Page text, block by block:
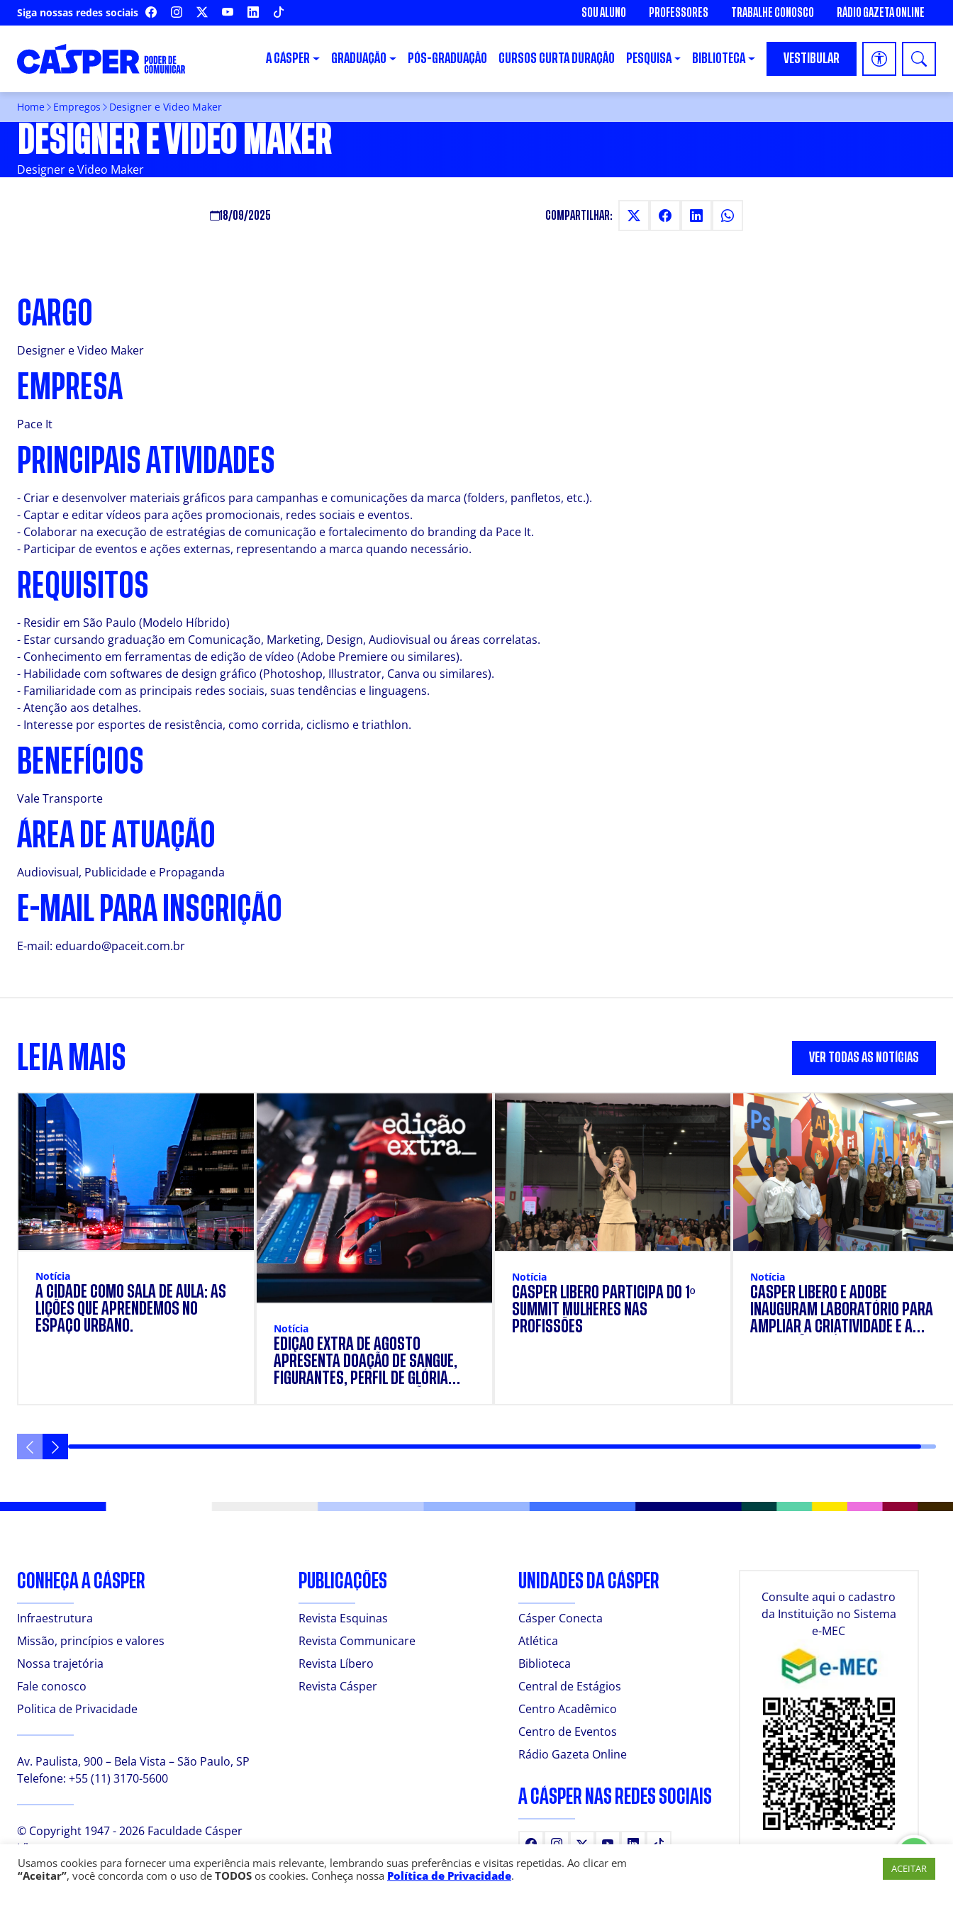
Siga nossas redes sociais FACEBOOKINSTAGRAM YOUTUBELINKEDIN SOU ALUNO PROFESSORES TRABALHE CONOSCO RÁDIO GAZETA ONLINE
A CÁSPER GRADUAÇÃO PÓS-GRADUAÇÃO CURSOS CURTA DURAÇÃO PESQUISA BIBLIOTECA VESTIBULAR
Home Empregos Designer e Video Maker
DESIGNER E VIDEO MAKER
Designer e Video Maker
18/09/2025 COMPARTILHAR:
CARGO
Designer e Video Maker
EMPRESA
Pace It
PRINCIPAIS ATIVIDADES
- Criar e desenvolver materiais gráficos para campanhas e comunicações da marca (folders, panfletos, etc.).
- Captar e editar vídeos para ações promocionais, redes sociais e eventos.
- Colaborar na execução de estratégias de comunicação e fortalecimento do branding da Pace It.
- Participar de eventos e ações externas, representando a marca quando necessário.
REQUISITOS
- Residir em São Paulo (Modelo Híbrido)
- Estar cursando graduação em Comunicação, Marketing, Design, Audiovisual ou áreas correlatas.
- Conhecimento em ferramentas de edição de vídeo (Adobe Premiere ou similares).
- Habilidade com softwares de design gráfico (Photoshop, Illustrator, Canva ou similares).
- Familiaridade com as principais redes sociais, suas tendências e linguagens.
- Atenção aos detalhes.
- Interesse por esportes de resistência, como corrida, ciclismo e triathlon.
BENEFÍCIOS
Vale Transporte
ÁREA DE ATUAÇÃO
Audiovisual, Publicidade e Propaganda
E-MAIL PARA INSCRIÇÃO
E-mail: eduardo@paceit.com.br
LEIA MAIS VER TODAS AS NOTÍCIAS
Notícia
A CIDADE COMO SALA DE AULA: AS
LIÇÕES QUE APRENDEMOS NO
ESPAÇO URBANO.
Notícia
EDIÇÃO EXTRA DE AGOSTO
APRESENTA DOAÇÃO DE SANGUE,
FIGURANTES, PERFIL DE GLÓRIA
Notícia
CÁSPER LÍBERO PARTICIPA DO 1º
SUMMIT MULHERES NAS
PROFISSÕES
Notícia
CÁSPER LÍBERO E ADOBE
INAUGURAM LABORATÓRIO PARA
AMPLIAR A CRIATIVIDADE E A
CONHEÇA A CÁSPER
Infraestrutura
Missão, princípios e valores
Nossa trajetória
Fale conosco
Politica de Privacidade
Av. Paulista, 900 – Bela Vista – São Paulo, SP
Telefone: +55 (11) 3170-5600
© Copyright 1947 - 2026 Faculdade Cásper
Líbero
PUBLICAÇÕES
Revista Esquinas
Revista Communicare
Revista Líbero
Revista Cásper
UNIDADES DA CÁSPER
Cásper Conecta
Atlética
Biblioteca
Central de Estágios
Centro Acadêmico
Centro de Eventos
Rádio Gazeta Online
A CÁSPER NAS REDES SOCIAIS
FacebookInstagram
X YoutubeLinkedInTikTok
Consulte aqui o cadastro
da Instituição no Sistema
e-MEC
Usamos cookies para fornecer uma experiência mais relevante, lembrando suas preferências e visitas repetidas. Ao clicar em
“Aceitar”, você concorda com o uso de TODOS os cookies. Conheça nossa Política de Privacidade. ACEITAR